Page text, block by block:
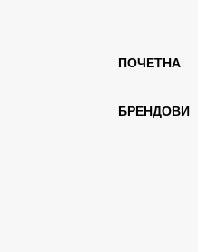
ПОЧЕТНА
БРЕНДОВИ